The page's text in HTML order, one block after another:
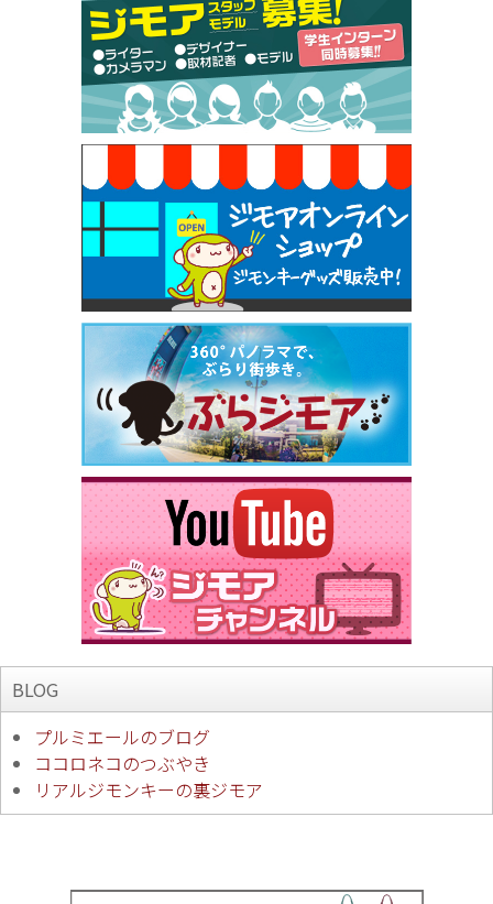
【ジモア限定特典①】まつ毛カール 3,850円→ 2,7
50円（Premiere（プルミエール））
[有効期限]2026年9月30日
焼き餃子 一皿サービス（餃子酒場たっちゃん 西
早稲田店）
[有効期限]2026年9月30日
BLOG
プルミエールのブログ
ココロネコのつぶやき
リアルジモンキーの裏ジモア